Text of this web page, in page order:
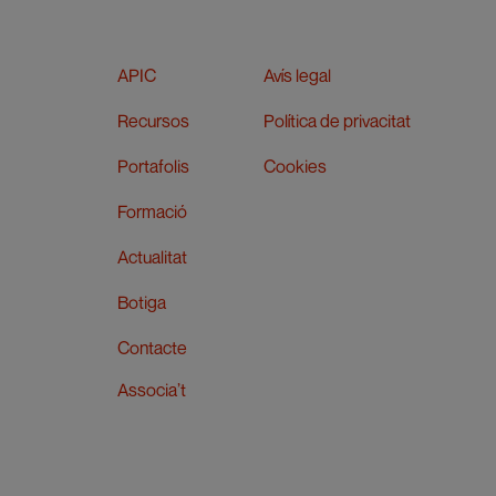
APIC
Recursos
Portafolis
Formació
Actualitat
Botiga
Contacte
Associa’t
Avís legal
Política de privacitat
Cookies